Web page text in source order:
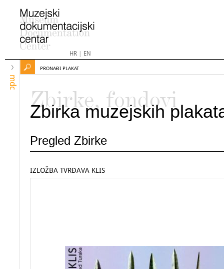
HR| EN
mdc
PRONAĐI PLAKAT
Zbirke, fondovi
Zbirka muzejskih
Pregled Zbirke
IZLOŽBA TVRĐAVA KLIS